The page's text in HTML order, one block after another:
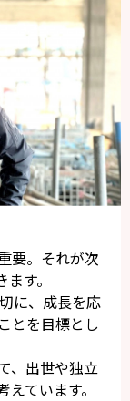
要。それが次
す。
に、成長を応
とを目標とし
、出世や独立
ています。